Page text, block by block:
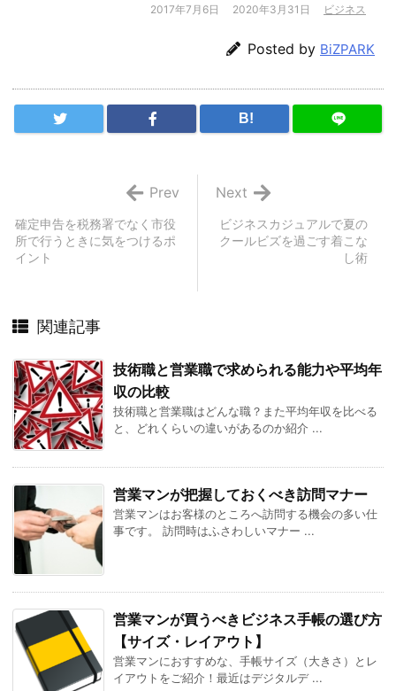
2017年7月6日 2020年3月31日 ビジネス
Posted by BiZPARK
B!
ビジネスカジュアルで夏の
クールビズを過ごす着こな
し術
Next
確定申告を税務署でなく市役
所で行うときに気をつけるポ
イント
Prev
関連記事
技術職と営業職で求められる能力や平均年
収の比較
技術職と営業職はどんな職？また平均年収を比べる
と、どれくらいの違いがあるのか紹介 ...
営業マンが把握しておくべき訪問マナー
営業マンはお客様のところへ訪問する機会の多い仕
事です。 訪問時はふさわしいマナー ...
営業マンが買うべきビジネス手帳の選び方
【サイズ・レイアウト】
営業マンにおすすめな、手帳サイズ（大きさ）とレ
イアウトをご紹介！最近はデジタルデ ...